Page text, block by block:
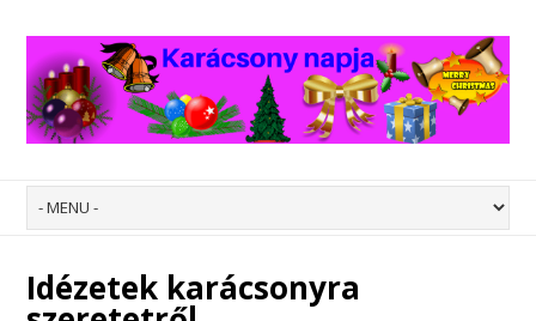
Idézetek karácsonyra